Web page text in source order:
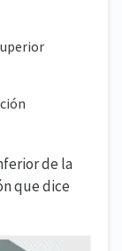
de la
que dice